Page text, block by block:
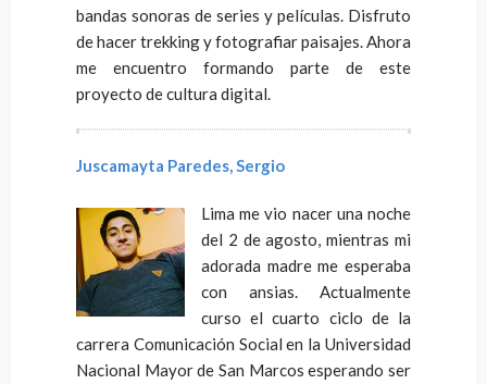
bandas sonoras de series y películas. Disfruto
de hacer trekking y fotografiar paisajes. Ahora
me encuentro formando parte de este
proyecto de cultura digital.
Juscamayta Paredes, Sergio
Lima me vio nacer una noche
del 2 de agosto, mientras mi
adorada madre me esperaba
con ansias. Actualmente
curso el cuarto ciclo de la
carrera Comunicación Social en la Universidad
Nacional Mayor de San Marcos esperando ser